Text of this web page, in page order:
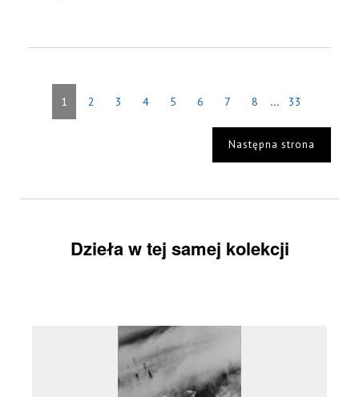
1 2 3 4 5 6 7 8 ... 33
Następna strona
Dzieła w tej samej kolekcji